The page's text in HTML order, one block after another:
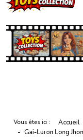
Vous êtes ici : Accueil
Gai-Luron Long